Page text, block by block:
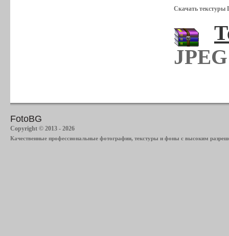
Скачать текстуры
FotoBG
Copyright © 2013 - 2026
Качественные профессиональные фотографии, текстуры и фоны с высоким